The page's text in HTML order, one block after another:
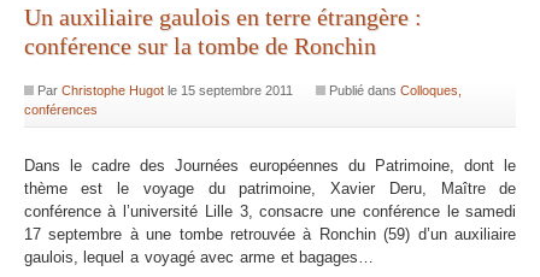
Un auxiliaire gaulois en terre étrangère :
conférence sur la tombe de Ronchin
Par Christophe Hugotle 15 septembre 2011 Publié dansColloques,
conférences
Dans le cadre des Journées européennes du Patrimoine, dont le
thème est le voyage du patrimoine, Xavier Deru, Maître de
conférence à l’université Lille 3, consacre une conférence le samedi
17 septembre à une tombe retrouvée à Ronchin (59) d’un auxiliaire
gaulois, lequel a voyagé avec arme et bagages…